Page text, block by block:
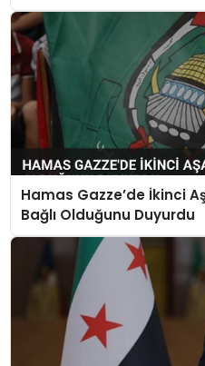
Hamas Gazze’de İkinci
Bağlı Olduğunu Duyurdu